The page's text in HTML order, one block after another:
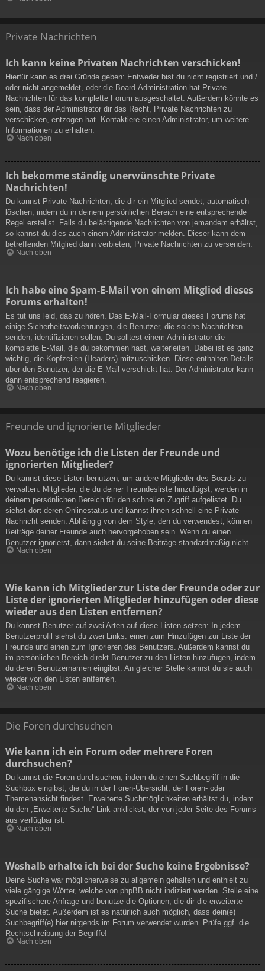
Private Nachrichten
Ich kann keine Privaten Nachrichten verschicken!
Hierfür kann es drei Gründe geben: Entweder bist du nicht registriert und /
oder nicht angemeldet, oder die Board-Administration hat Private
Nachrichten für das komplette Forum ausgeschaltet. Außerdem könnte es
sein, dass der Administrator dir das Recht, Private Nachrichten zu
verschicken, entzogen hat. Kontaktiere einen Administrator, um weitere
Informationen zu erhalten.
Nach oben
Ich bekomme ständig unerwünschte Private
Nachrichten!
Du kannst Private Nachrichten, die dir ein Mitglied sendet, automatisch
löschen, indem du in deinem persönlichen Bereich eine entsprechende
Regel erstellst. Falls du belästigende Nachrichten von jemandem erhältst,
so kannst du dies auch einem Administrator melden. Dieser kann dem
betreffenden Mitglied dann verbieten, Private Nachrichten zu versenden.
Nach oben
Ich habe eine Spam-E-Mail von einem Mitglied dieses
Forums erhalten!
Es tut uns leid, das zu hören. Das E-Mail-Formular dieses Forums hat
einige Sicherheitsvorkehrungen, die Benutzer, die solche Nachrichten
senden, identifizieren sollen. Du solltest einem Administrator die
komplette E-Mail, die du bekommen hast, weiterleiten. Dabei ist es ganz
wichtig, die Kopfzeilen (Headers) mitzuschicken. Diese enthalten Details
über den Benutzer, der die E-Mail verschickt hat. Der Administrator kann
dann entsprechend reagieren.
Nach oben
Freunde und ignorierte Mitglieder
Wozu benötige ich die Listen der Freunde und
ignorierten Mitglieder?
Du kannst diese Listen benutzen, um andere Mitglieder des Boards zu
verwalten. Mitglieder, die du deiner Freundesliste hinzufügst, werden in
deinem persönlichen Bereich für den schnellen Zugriff aufgelistet. Du
siehst dort deren Onlinestatus und kannst ihnen schnell eine Private
Nachricht senden. Abhängig von dem Style, den du verwendest, können
Beiträge deiner Freunde auch hervorgehoben sein. Wenn du einen
Benutzer ignorierst, dann siehst du seine Beiträge standardmäßig nicht.
Nach oben
Wie kann ich Mitglieder zur Liste der Freunde oder zur
Liste der ignorierten Mitglieder hinzufügen oder diese
wieder aus den Listen entfernen?
Du kannst Benutzer auf zwei Arten auf diese Listen setzen: In jedem
Benutzerprofil siehst du zwei Links: einen zum Hinzufügen zur Liste der
Freunde und einen zum Ignorieren des Benutzers. Außerdem kannst du
im persönlichen Bereich direkt Benutzer zu den Listen hinzufügen, indem
du deren Benutzernamen eingibst. An gleicher Stelle kannst du sie auch
wieder von den Listen entfernen.
Nach oben
Die Foren durchsuchen
Wie kann ich ein Forum oder mehrere Foren
durchsuchen?
Du kannst die Foren durchsuchen, indem du einen Suchbegriff in die
Suchbox eingibst, die du in der Foren-Übersicht, der Foren- oder
Themenansicht findest. Erweiterte Suchmöglichkeiten erhältst du, indem
du den „Erweiterte Suche“-Link anklickst, der von jeder Seite des Forums
aus verfügbar ist.
Nach oben
Weshalb erhalte ich bei der Suche keine Ergebnisse?
Deine Suche war möglicherweise zu allgemein gehalten und enthielt zu
viele gängige Wörter, welche von phpBB nicht indiziert werden. Stelle eine
spezifischere Anfrage und benutze die Optionen, die dir die erweiterte
Suche bietet. Außerdem ist es natürlich auch möglich, dass dein(e)
Suchbegriff(e) hier nirgends im Forum verwendet wurden. Prüfe ggf. die
Rechtschreibung der Begriffe!
Nach oben